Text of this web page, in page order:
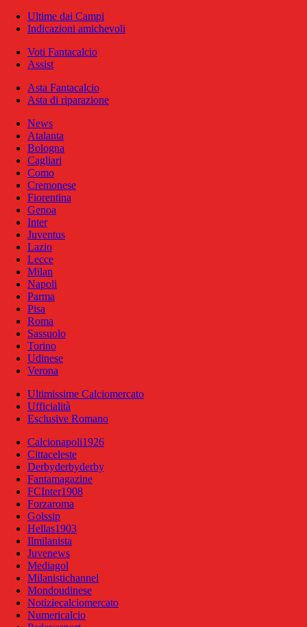
Ultime dai Campi
Indicazioni amichevoli
Voti Fantacalcio
Assist
Asta Fantacalcio
Asta di riparazione
News
Atalanta
Bologna
Cagliari
Como
Cremonese
Fiorentina
Genoa
Inter
Juventus
Lazio
Lecce
Milan
Napoli
Parma
Pisa
Roma
Sassuolo
Torino
Udinese
Verona
Ultimissime Calciomercato
Ufficialità
Esclusive Romano
Calcionapoli1926
Cittaceleste
Derbyderbyderby
Fantamagazine
FCInter1908
Forzaroma
Golssip
Hellas1903
Ilmilanista
Juvenews
Mediagol
Milanistichannel
Mondoudinese
Notiziecalciomercato
Numericalcio